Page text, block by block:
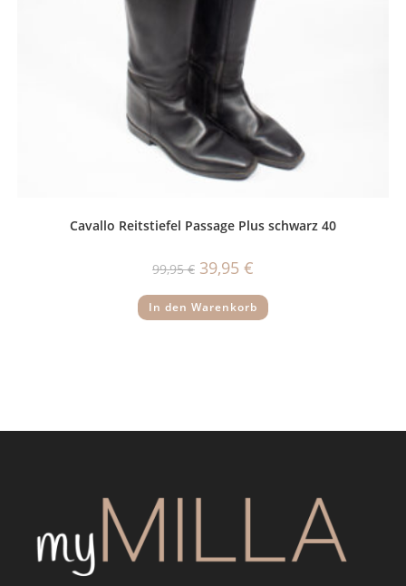
Cavallo Reitstiefel Passage Plus schwarz 40
99,95€ Ursprünglicher
Preis
99,95 €
39,95 €
39,95 €.
In den Warenkorb